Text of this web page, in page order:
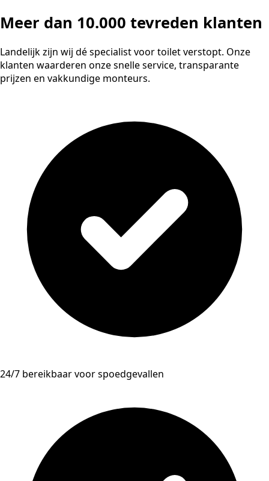
Meer dan 10.000 tevreden klanten
Landelijk zijn wij dé specialist voor toilet verstopt. Onze
klanten waarderen onze snelle service, transparante
prijzen en vakkundige monteurs.
24/7 bereikbaar voor spoedgevallen